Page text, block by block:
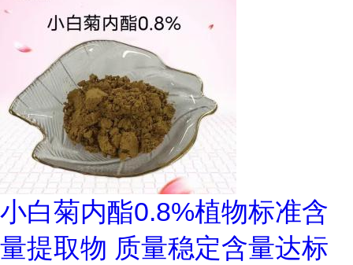
小白菊内酯0.8%植物标准含
量提取物 质量稳定含量达标